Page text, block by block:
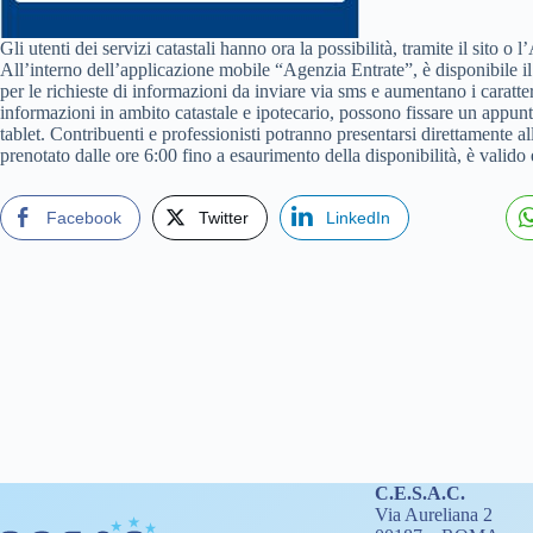
Gli utenti dei servizi catastali hanno ora la possibilità, tramite il sito o
All’interno dell’applicazione mobile “Agenzia Entrate”, è disponibile
per le richieste di informazioni da inviare via sms e aumentano i
informazioni in ambito catastale e ipotecario, possono fissare un
tablet. Contribuenti e professionisti potranno presentarsi direttamente
prenotato dalle ore 6:00 fino a esaurimento della disponibilità, è
Facebook Twitter LinkedIn
C.E.S.A.C.
Via Aureliana 2